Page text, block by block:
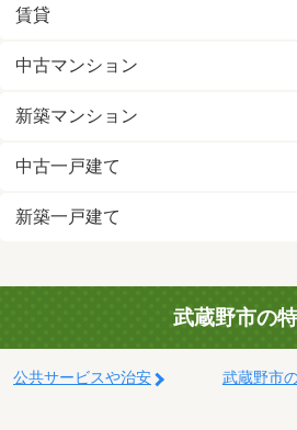
賃貸
中古マンション
新築マンション
中古一戸建て
新築一戸建て
武蔵野市の
公共サービスや治安 武蔵野市